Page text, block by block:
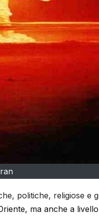
politiche, religiose e
ma anche a